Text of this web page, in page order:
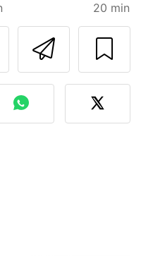
20 min
Imprimer
une
de